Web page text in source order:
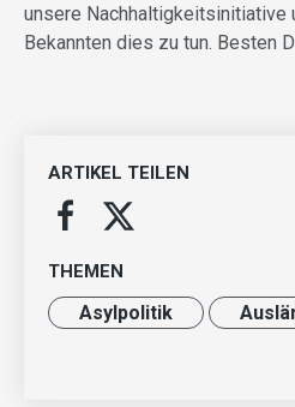
unsere Nachhaltigkeitsinitiative
Bekannten dies zu tun. Besten
ARTIKEL TEILEN
THEMEN
Asylpolitik